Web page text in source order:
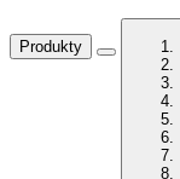
Produkty